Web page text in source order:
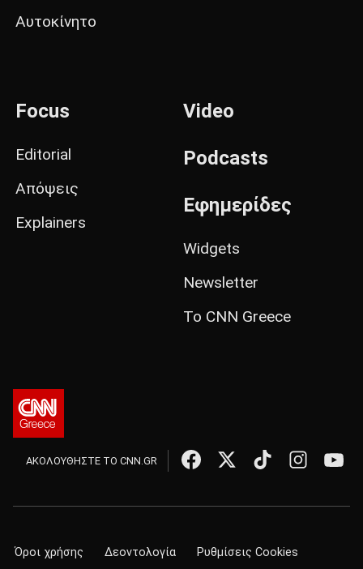
Αυτοκίνητο
Focus
Editorial
Απόψεις
Explainers
Video
Podcasts
Εφημερίδες
Widgets
Newsletter
Το CNN Greece
ΑΚΟΛΟΥΘΗΣΤΕ ΤΟ CNN.GR
Όροι χρήσης Δεοντολογία Ρυθμίσεις Cookies